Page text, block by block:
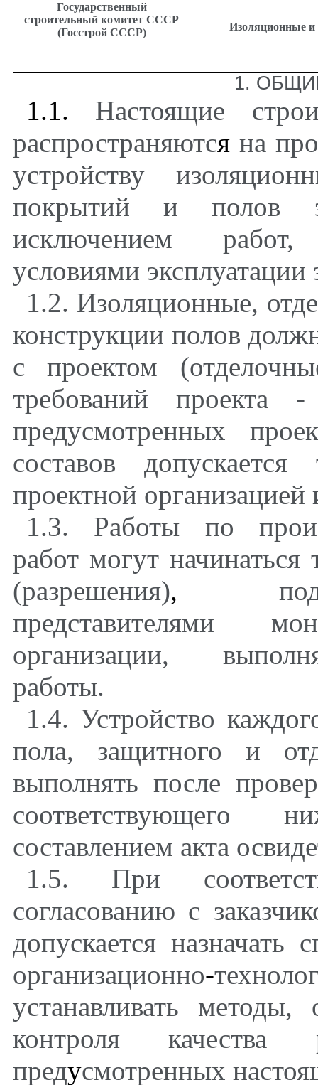
Государственный
строительный комитет СССР
(Госстрой СССР)
Изоляционные
1.
1.1. Настоящие
распространяются на
устройству
покрытий и полов
исключением
условиями
1.2. Изоляционные,
конструкции полов
с проектом
требований проекта -
предусмотренных
составов
проектной организацией
1.3. Работы по
работ могут
(разрешения),
представителями
организации,
работы.
1.4. Устройство
пола, защитного и
выполнять после
соответствующего
составлением акта
1.5. При
согласованию с
допускается назначать
организационно-
устанавливать
контроля
предусмотренных